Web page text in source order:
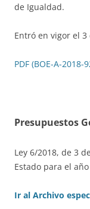
de Igualdad.
Entró en vigor el
PDF (BOE-A-2018-
Presupuestos
Ley 6/2018, de 3
Estado para el
Ir al Archivo